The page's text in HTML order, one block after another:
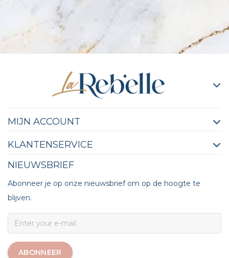
MIJN ACCOUNT
KLANTENSERVICE
NIEUWSBRIEF
Abonneer je op onze nieuwsbrief om op de hoogte te
blijven.
ABONNEER